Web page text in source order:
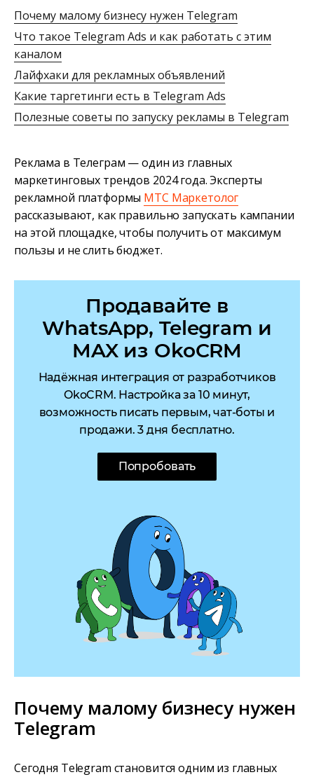
Почему малому бизнесу нужен Telegram
Что такое Telegram Ads и как работать с этим
каналом
Лайфхаки для рекламных объявлений
Какие таргетинги есть в Telegram Ads
Полезные советы по запуску рекламы в Telegram
Реклама в Телеграм — один из главных
маркетинговых трендов 2024 года. Эксперты
рекламной платформы МТС Маркетолог
рассказывают, как правильно запускать кампании
на этой площадке, чтобы получить от максимум
пользы и не слить бюджет.
Продавайте в
WhatsApp, Telegram и
MAX из OkoCRM
Надёжная интеграция от разработчиков
OkoCRM. Настройка за 10 минут,
возможность писать первым, чат-боты и
продажи. 3 дня бесплатно.
Попробовать
Почему малому бизнесу нужен
Telegram
Сегодня Telegram становится одним из главных